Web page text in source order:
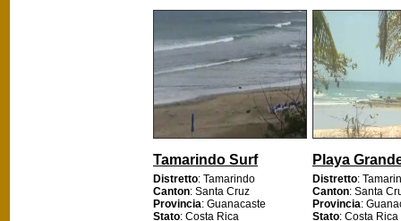
Tamarindo Surf
Distretto: Tamarindo
Canton: Santa Cruz
Provincia: Guanacaste
Stato: Costa Rica
Playa
Distretto:
Canton: Santa
Provincia:
Stato: Costa Rica